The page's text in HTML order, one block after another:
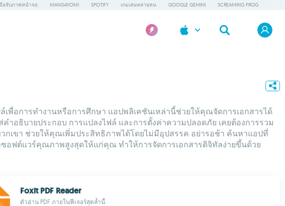
มือจับภาพหน้าจอ MANGAYOMI SPOTIFY เกมเล่นหลายคน GOOGLE GEMINI SCREAMING FROG
เพื่อการทำงานหรือการศึกษา แอปพลิเคชันเหล่านี้ช่วยให้คุณจัดการเอกสารได้
ำอธิบายประกอบ การแปลงไฟล์ และการตั้งค่าความปลอดภัย เคยต้องการรวม
กเขา ช่วยให้คุณเพิ่มประสิทธิภาพได้โดยไม่มีอุปสรรค อย่ารอช้า ค้นหาแอปที่
ฟต์แวร์คุณภาพสูงสุดให้แก่คุณ ทำให้การจัดการเอกสารดิจิทัลง่ายขึ้นด้วย
Foxit PDF Reader
ตัวอ่าน PDF ภายในฟีเจอร์สุดล้ำนี้